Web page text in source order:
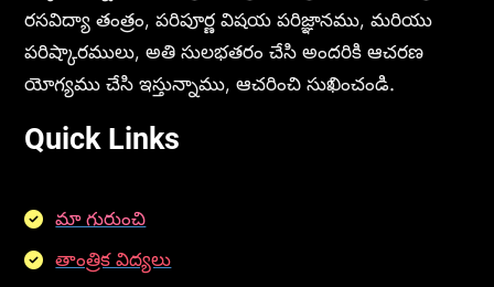
రసవిద్యా తంత్రం, పరిపూర్ణ విషయ పరిజ్ఞానము, మరియు
పరిష్కారములు, అతి సులభతరం చేసి అందరికి ఆచరణ
యోగ్యము చేసి ఇస్తున్నాము, ఆచరించి సుఖించండి.
Quick Links
మా గురుంచి
తాంత్రిక విద్యలు